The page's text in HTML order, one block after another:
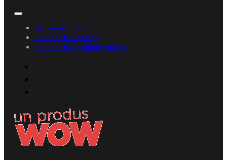
Termene și Condiții
Politica de Cookies
Politica de Confidențialitate